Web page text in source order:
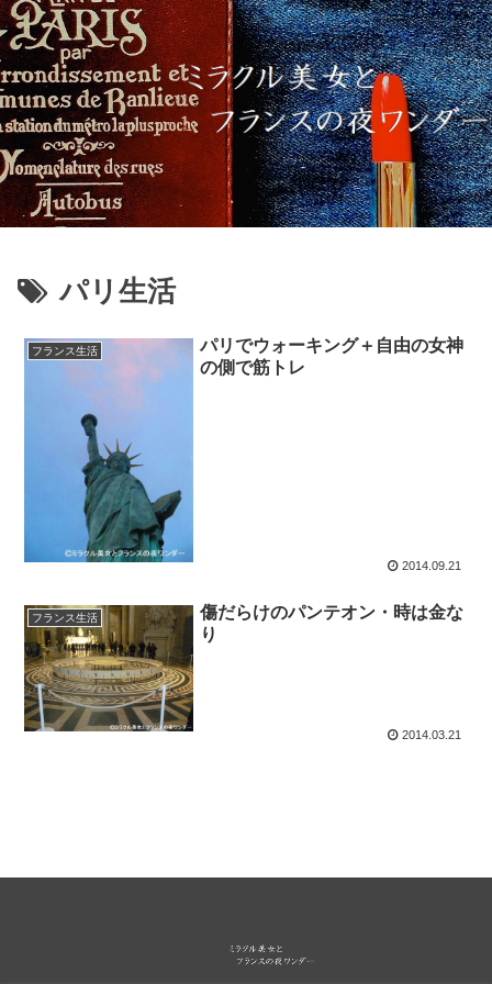
パリ生活
フランス生活
パリでウォーキング＋自由の女神
の側で筋トレ
2014.09.21
フランス生活
傷だらけのパンテオン・時は金な
り
2014.03.21